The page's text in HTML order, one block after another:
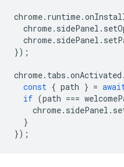
chrome. runtime.
chrome. sidePanel .
chrome. sidePanel .
});
chrome. tabs .onActivated .
const { path } =
if (path ===
chrome. sidePanel .
}
});